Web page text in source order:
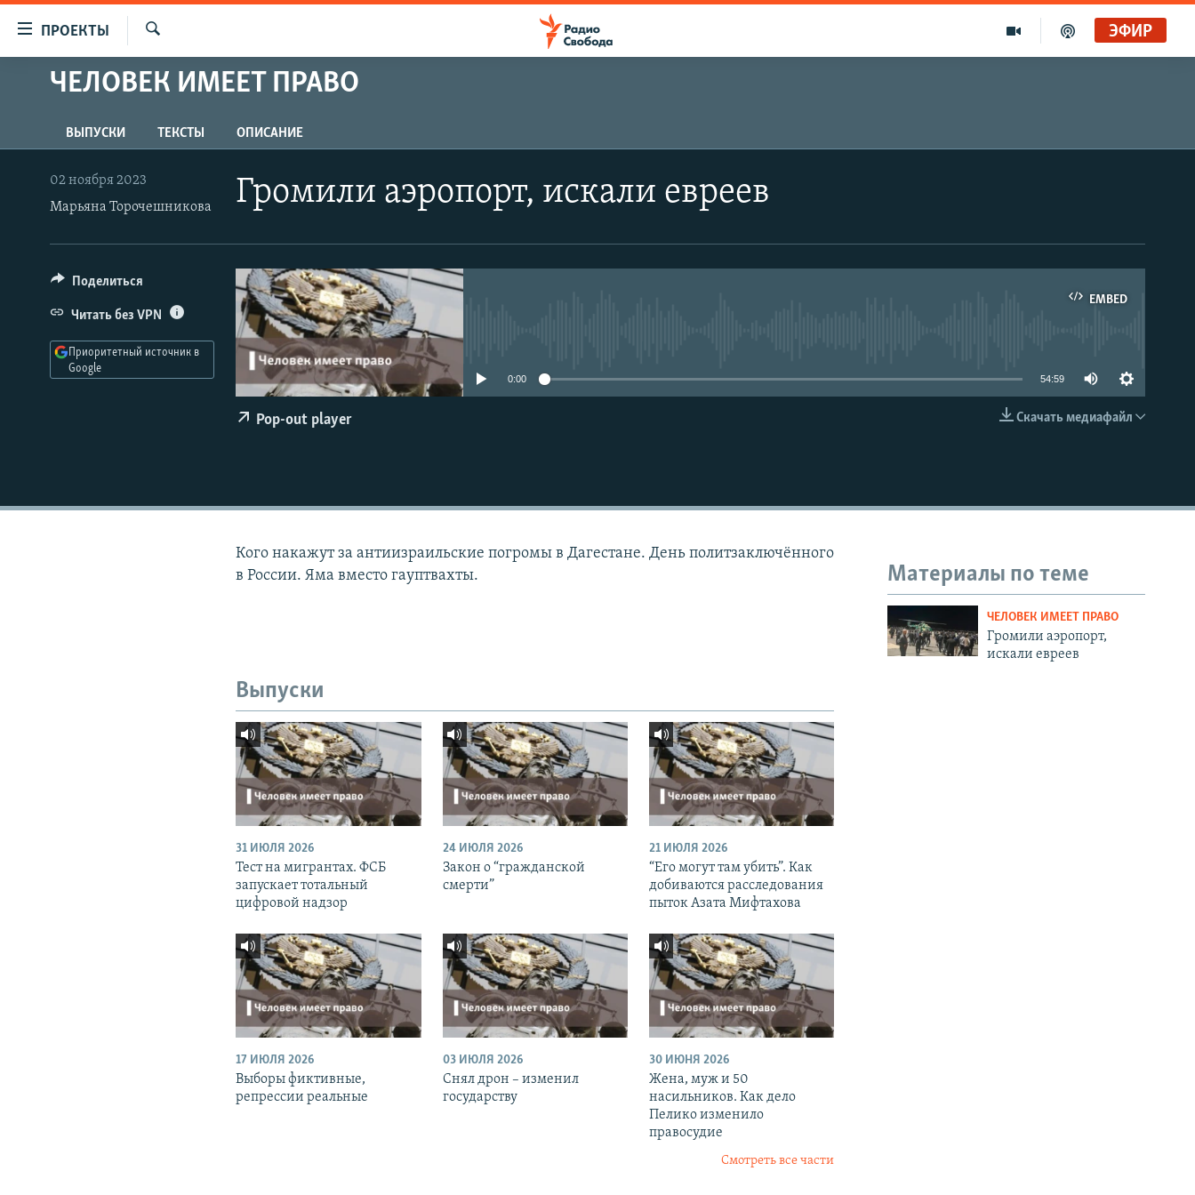
упрощенного
Вернуться
к
основному
содержанию
навигации
Вернутся
ПРОЕКТЫ
ПРОГРАММЫ
АВТОРСКИЕ ПРОЕКТЫ
ЦИТАТЫ СВОБОДЫ
МНЕНИЯ
КУЛЬТУРА
IDEL.РЕАЛИИ
КАВКАЗ.РЕАЛИИ
СЕВЕР.РЕАЛИИ
СИБИРЬ.РЕАЛИИ
ЭФИР
ЧЕЛОВЕК ИМЕЕТ ПРАВО
ВЫПУСКИ ТЕКСТЫ ОПИСАНИЕ
Громили аэропорт, искали евреев
02 ноября 2023
Марьяна Торочешникова
EMBED
EMBED
0:00 54:59
Скачать медиафайл
Pop-out player
Поделиться
Читать без VPN
Приоритетный источник в
Google
Кого накажут за антиизраильские погромы в Дагестане. День политзаключённого
в России. Яма вместо гауптвахты.
Материалы по теме
ЧЕЛОВЕК ИМЕЕТ ПРАВО
Громили аэропорт,
искали евреев
Выпуски
31 ИЮЛЯ 2026
Тест на мигрантах. ФСБ
запускает тотальный
цифровой надзор
24 ИЮЛЯ 2026
Закон о “гражданской
смерти”
21 ИЮЛЯ 2026
“Его могут там убить”. Как
добиваются расследования
пыток Азата Мифтахова
17 ИЮЛЯ 2026
Выборы фиктивные,
репрессии реальные
03 ИЮЛЯ 2026
Снял дрон – изменил
государству
30 ИЮНЯ 2026
Жена, муж и 50
насильников. Как дело
Пелико изменило
правосудие
Смотреть все части